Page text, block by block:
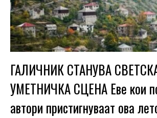
ГАЛИЧНИК СТАНУВА
УМЕТНИЧКА СЦЕНА Еве кои
автори пристигнуваат ова